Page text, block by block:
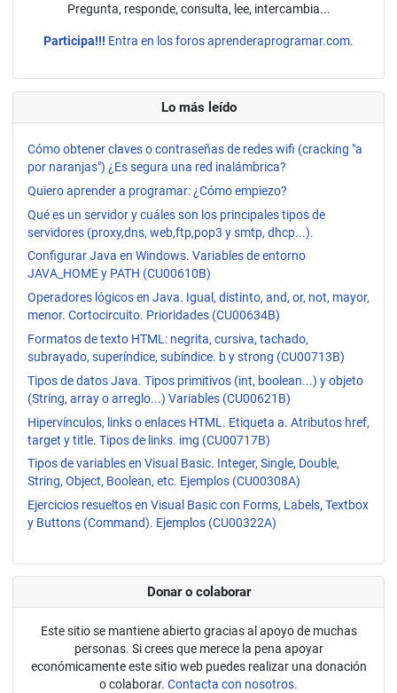
Pregunta, responde, consulta, lee, intercambia...
Participa!!! Entra en los foros aprenderaprogramar.com.
Lo más leído
Cómo obtener claves o contraseñas de redes wifi (cracking "a
por naranjas") ¿Es segura una red inalámbrica?
Quiero aprender a programar: ¿Cómo empiezo?
Qué es un servidor y cuáles son los principales tipos de
servidores (proxy,dns, web,ftp,pop3 y smtp, dhcp...).
Configurar Java en Windows. Variables de entorno
JAVA_HOME y PATH (CU00610B)
Operadores lógicos en Java. Igual, distinto, and, or, not, mayor,
menor. Cortocircuito. Prioridades (CU00634B)
Formatos de texto HTML: negrita, cursiva, tachado,
subrayado, superíndice, subíndice. b y strong (CU00713B)
Tipos de datos Java. Tipos primitivos (int, boolean...) y objeto
(String, array o arreglo...) Variables (CU00621B)
Hipervínculos, links o enlaces HTML. Etiqueta a. Atributos href,
target y title. Tipos de links. img (CU00717B)
Tipos de variables en Visual Basic. Integer, Single, Double,
String, Object, Boolean, etc. Ejemplos (CU00308A)
Ejercicios resueltos en Visual Basic con Forms, Labels, Textbox
y Buttons (Command). Ejemplos (CU00322A)
Donar o colaborar
Este sitio se mantiene abierto gracias al apoyo de muchas
personas. Si crees que merece la pena apoyar
económicamente este sitio web puedes realizar una donación
o colaborar. Contacta con nosotros.